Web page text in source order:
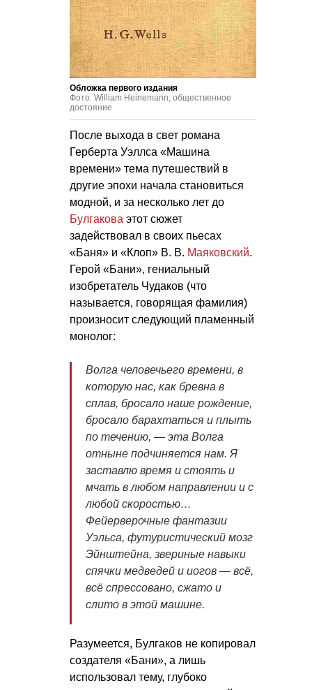
Обложка первого издания
Фото: William Heinemann, общественное
достояние
После выхода в свет романа
Герберта Уэллса «Машина
времени» тема путешествий в
другие эпохи начала становиться
модной, и за несколько лет до
Булгакова этот сюжет
задействовал в своих пьесах
«Баня» и «Клоп» В. В. Маяковский.
Герой «Бани», гениальный
изобретатель Чудаков (что
называется, говорящая фамилия)
произносит следующий пламенный
монолог:
Волга человечьего времени, в
которую нас, как бревна в
сплав, бросало наше рождение,
бросало барахтаться и плыть
по течению, — эта Волга
отныне подчиняется нам. Я
заставлю время и стоять и
мчать в любом направлении и с
любой скоростью…
Фейерверочные фантазии
Уэльса, футуристический мозг
Эйнштейна, звериные навыки
спячки медведей и иогов — всё,
всё спрессовано, сжато и
слито в этой машине.
Разумеется, Булгаков не копировал
создателя «Бани», а лишь
использовал тему, глубоко